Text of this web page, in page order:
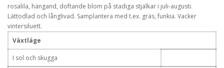
rosalila, hängand, doftande blom på stadiga stjälkar i juli-augusti.
Lättodlad och långlivad. Samplantera med t.ex. gräs, funkia. Vacker
vintersiluett.
Växtläge
I sol och skugga